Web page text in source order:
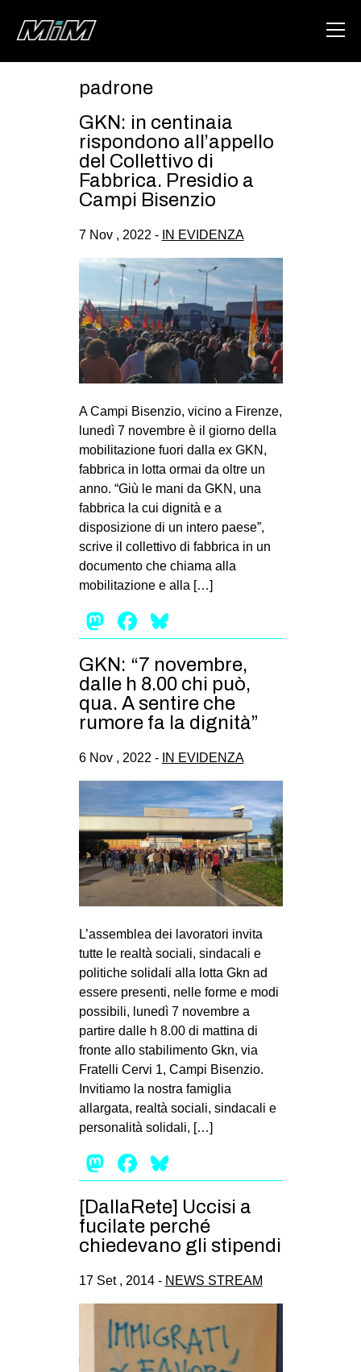
ABOUT
AREA
DEGENERAZIONE
GAZA FREESTYLE
CSOA LAMBRETTA
MSM
STUDENTI TSUNAMI
ZAM
MILANO
SPAZI
SPORT POPOLARE
MOVIMENTI
AMBIENTE
ANTIFASCISMO
DIRITTO ALL’ABITARE
GENERI
MIGRAZIONI
REPRESSIONE
STUDENTI
ARTE
MANIFESTI
MUSICA
RECENSIONI
INTERNAZIONALE
AFRICA
AMERICHE
ESTREMO ORIENTE
EUROPA
MEDIO ORIENTE
MONDO
EVENTI
tw
bsky
ms
SEARCH
padrone
GKN: in centinaia
rispondono all’appello
del Collettivo di
Fabbrica. Presidio a
Campi Bisenzio
7 Nov , 2022 - IN EVIDENZA
A Campi Bisenzio, vicino a Firenze,
lunedì 7 novembre è il giorno della
mobilitazione fuori dalla ex GKN,
fabbrica in lotta ormai da oltre un
anno. “Giù le mani da GKN, una
fabbrica la cui dignità e a
disposizione di un intero paese”,
scrive il collettivo di fabbrica in un
documento che chiama alla
mobilitazione e alla […]
Mastodon
Facebook
GKN: “7 novembre,
dalle h 8.00 chi può,
qua. A sentire che
rumore fa la dignità”
6 Nov , 2022 - IN EVIDENZA
L’assemblea dei lavoratori invita
tutte le realtà sociali, sindacali e
politiche solidali alla lotta Gkn ad
essere presenti, nelle forme e modi
possibili, lunedì 7 novembre a
partire dalle h 8.00 di mattina di
fronte allo stabilimento Gkn, via
Fratelli Cervi 1, Campi Bisenzio.
Invitiamo la nostra famiglia
allargata, realtà sociali, sindacali e
personalità solidali, […]
Mastodon
Facebook
[DallaRete] Uccisi a
fucilate perché
chiedevano gli stipendi
17 Set , 2014 - NEWS STREAM